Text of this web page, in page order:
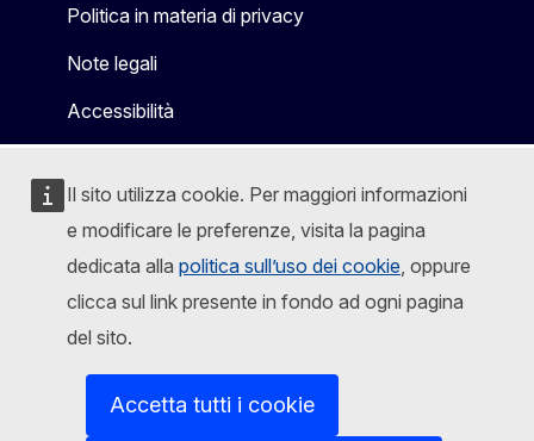
Il sito utilizza cookie. Per maggiori informazioni
e modificare le preferenze, visita la pagina
dedicata alla politica sull’uso dei cookie, oppure
clicca sul link presente in fondo ad ogni pagina
del sito.
Accetta tutti i cookie
Politica in materia di privacy
Note legali
Accessibilità